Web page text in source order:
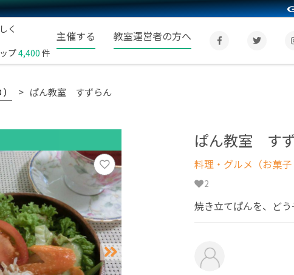
く
プ4,400 件
主催する 教室運営者の方へ
ぱん教室 すずらん
ぱん教室 す
料理・グルメ（お菓子
2
焼き立てぱんを、どう